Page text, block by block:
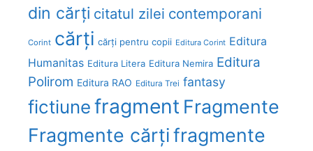
din cărți citatul zilei contemporani
Corint cărți cărți pentru copii Editura Corint Editura
Humanitas Editura Litera Editura Nemira Editura
Polirom Editura RAO Editura Trei fantasy
fictiunefragment Fragmente
Fragmente cărțifragmente